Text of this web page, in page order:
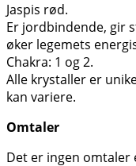
Jaspis rød.
Er jordbindende, gir
øker legemets
Chakra: 1 og 2.
Alle krystaller er
kan variere.
Omtaler
Det er ingen omtaler